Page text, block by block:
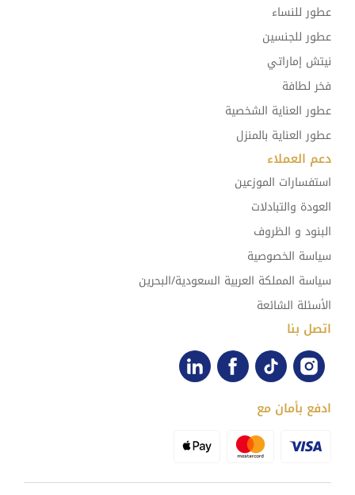
عطور للنساء
عطور للجنسين
نيتش إماراتي
فخر لطافة
عطور العناية الشخصية
عطور العناية بالمنزل
دعم العملاء
استفسارات الموزعين
العودة والتبادلات
البنود و الظروف
سياسة الخصوصية
سياسة المملكة العربية السعودية/البحرين
الأسئلة الشائعة
اتصل بنا
ادفع بأمان مع